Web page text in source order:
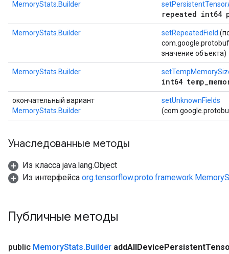
MemoryStats.Builder
repeated int64
MemoryStats.Builder setRepeatedField
значение объекта)
MemoryStats.Builder
int64
окончательный вариант
MemoryStats.Builder
setUnknownFields
Унаследованные методы
Из класса java.lang.Object
Из интерфейса
Публичные методы
public MemoryStats.Builder addAllDevicePersistent